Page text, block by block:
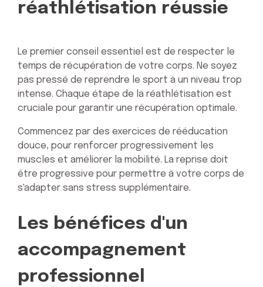
réathlétisation réussie
Le premier conseil essentiel est de respecter le
temps de récupération de votre corps. Ne soyez
pas pressé de reprendre le sport à un niveau trop
intense. Chaque étape de la réathlétisation est
cruciale pour garantir une récupération optimale.
Commencez par des exercices de rééducation
douce, pour renforcer progressivement les
muscles et améliorer la mobilité. La reprise doit
être progressive pour permettre à votre corps de
s'adapter sans stress supplémentaire.
Les bénéfices d'un
accompagnement
professionnel